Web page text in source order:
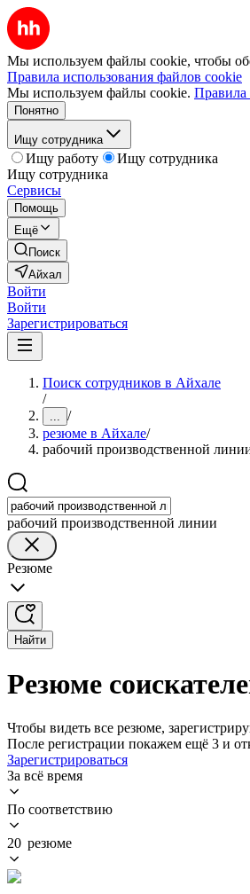
Мы используем файлы cookie, чтобы
Правила использования файлов cookie
Мы используем файлы cookie. Правила
Понятно
Ищу сотрудника
Ищу работу
Ищу сотрудника
Ищу сотрудника
Сервисы
Помощь
Ещё
Поиск
Айхал
Войти
Войти
Зарегистрироваться
Поиск сотрудников в Айхале
/
... /
резюме в Айхале/
рабочий производственной
рабочий производственной линии
Резюме
Найти
Резюме
Чтобы видеть все резюме,
После регистрации покажем ещё 3 и
Зарегистрироваться
За всё время
По соответствию
20 резюме